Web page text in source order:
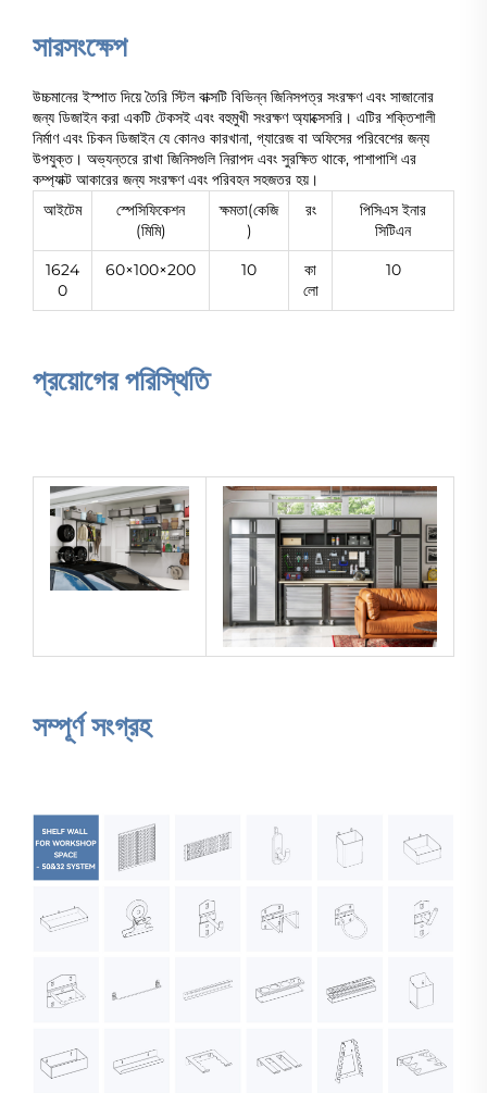
সারসংক্ষেপ
উচ্চমানের ইস্পাত দিয়ে তৈরি স্টিল বাক্সটি বিভিন্ন জিনিসপত্র সংরক্ষণ এবং সাজানোর
জন্য ডিজাইন করা একটি টেকসই এবং বহুমুখী সংরক্ষণ অ্যাক্সেসরি। এটির শক্তিশালী
নির্মাণ এবং চিকন ডিজাইন যে কোনও কারখানা, গ্যারেজ বা অফিসের পরিবেশের জন্য
উপযুক্ত। অভ্যন্তরে রাখা জিনিসগুলি নিরাপদ এবং সুরক্ষিত থাকে, পাশাপাশি এর
কম্প্যাক্ট আকারের জন্য সংরক্ষণ এবং পরিবহন সহজতর হয়।
আইটেম
স্পেসিফিকেশন
(মিমি)
ক্ষমতা(কেজি
)
রং
পিসিএস ইনার
সিটিএন
1624
0
60×100×200 10
কা
লো
10
প্রয়োগের পরিস্থিতি
সম্পূর্ণ সংগ্রহ